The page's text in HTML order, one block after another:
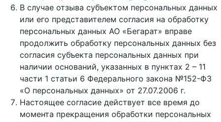
В случае отзыва субъектом персональных данных
или его представителем согласия на обработку
персональных данных АО «Бегарат» вправе
продолжить обработку персональных данных без
согласия субъекта персональных данных при
наличии оснований, указанных в пунктах 2 – 11
части 1 статьи 6 Федерального закона №152-ФЗ
«О персональных данных» от 27.07.2006 г.
Настоящее согласие действует все время до
момента прекращения обработки персональных